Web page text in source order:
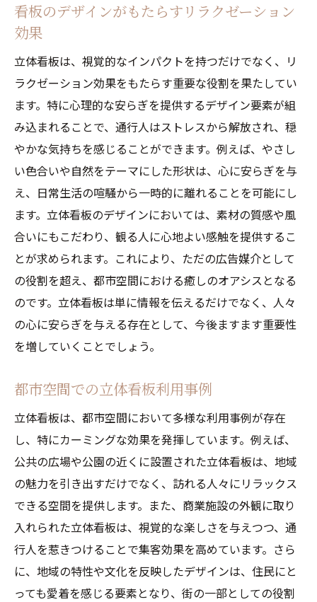
看板のデザインがもたらすリラクゼーション
効果
立体看板は、視覚的なインパクトを持つだけでなく、リ
ラクゼーション効果をもたらす重要な役割を果たしてい
ます。特に心理的な安らぎを提供するデザイン要素が組
み込まれることで、通行人はストレスから解放され、穏
やかな気持ちを感じることができます。例えば、やさし
い色合いや自然をテーマにした形状は、心に安らぎを与
え、日常生活の喧騒から一時的に離れることを可能にし
ます。立体看板のデザインにおいては、素材の質感や風
合いにもこだわり、観る人に心地よい感触を提供するこ
とが求められます。これにより、ただの広告媒介として
の役割を超え、都市空間における癒しのオアシスとなる
のです。立体看板は単に情報を伝えるだけでなく、人々
の心に安らぎを与える存在として、今後ますます重要性
を増していくことでしょう。
都市空間での立体看板利用事例
立体看板は、都市空間において多様な利用事例が存在
し、特にカーミングな効果を発揮しています。例えば、
公共の広場や公園の近くに設置された立体看板は、地域
の魅力を引き出すだけでなく、訪れる人々にリラックス
できる空間を提供します。また、商業施設の外観に取り
入れられた立体看板は、視覚的な楽しさを与えつつ、通
行人を惹きつけることで集客効果を高めています。さら
に、地域の特性や文化を反映したデザインは、住民にと
っても愛着を感じる要素となり、街の一部としての役割